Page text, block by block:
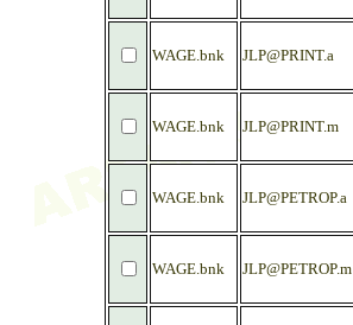
WAGE.bnk JLP@PRINT.a
WAGE.bnk JLP@PRINT.m
WAGE.bnk JLP@PETROP.a
WAGE.bnk JLP@PETROP.m